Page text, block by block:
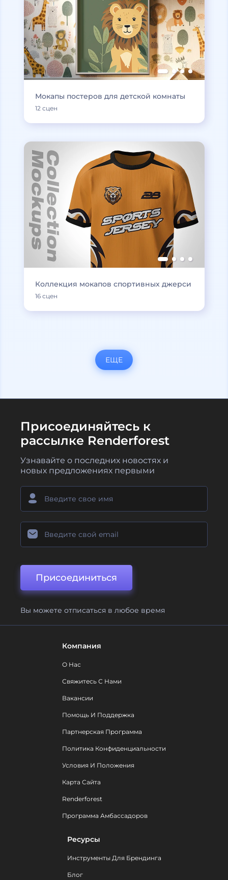
Мокапы постеров для детской комнаты
12 сцен
Коллекция мокапов спортивных джерси
16 сцен
ЕЩЕ
Присоединяйтесь к
рассылке Renderforest
Узнавайте о последних новостях и
новых предложениях первыми
Присоединиться
Вы можете отписаться в любое время
Компания
О Нас
Свяжитесь С Нами
Вакансии
Помощь И Поддержка
Партнерская Программа
Политика Конфиденциальности
Условия И Положения
Карта Сайта
Renderforest
Программа Амбассадоров
Ресурсы
Инструменты Для Брендинга
Блог